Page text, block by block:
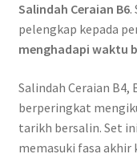
Salindah Ceraian B6.
pelengkap kepada
menghadapi waktu
Salindah Ceraian B4,
berperingkat
tarikh bersalin. Set
memasuki fasa akhir